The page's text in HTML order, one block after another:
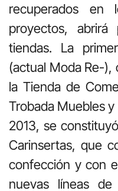
recuperados en
proyectos, abrirá
tiendas. La
(actual Moda Re-),
la Tienda de
Trobada Muebles y
2013, se
Carinsertas, que
confección y con
nuevas líneas